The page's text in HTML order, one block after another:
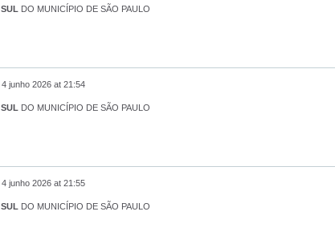
SUL DO MUNICÍPIO DE SÃO PAULO
4 junho 2026 at 21:54
SUL DO MUNICÍPIO DE SÃO PAULO
4 junho 2026 at 21:55
SUL DO MUNICÍPIO DE SÃO PAULO